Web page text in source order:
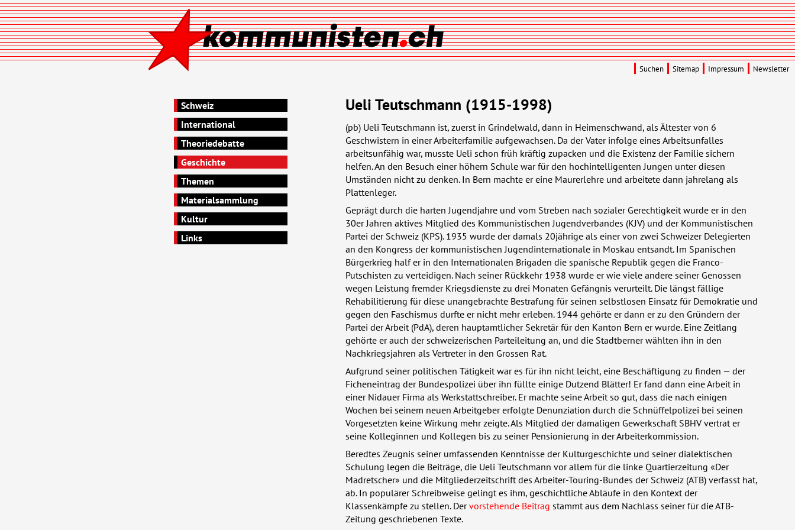
Schweiz
International
Theoriedebatte
Geschichte
Themen
Materialsammlung
Kultur
Links
Ueli Teutschmann (1915-1998)
(pb) Ueli Teutschmann ist, zuerst in Grindelwald, dann in Heimenschwand, als Ältester von 6
Geschwistern in einer Arbeiterfamilie aufgewachsen. Da der Vater infolge eines Arbeitsunfalles
arbeitsunfähig war, musste Ueli schon früh kräftig zupacken und die Existenz der Familie sichern
helfen. An den Besuch einer höhern Schule war für den hochintelligenten Jungen unter diesen
Umständen nicht zu denken. In Bern machte er eine Maurerlehre und arbeitete dann jahrelang als
Plattenleger.
Geprägt durch die harten Jugendjahre und vom Streben nach sozialer Gerechtigkeit wurde er in den
30er Jahren aktives Mitglied des Kommunistischen Jugendverbandes (KJV) und der Kommunistischen
Partei der Schweiz (KPS). 1935 wurde der damals 20jährige als einer von zwei Schweizer Delegierten
an den Kongress der kommunistischen Jugendinternationale in Moskau entsandt. Im Spanischen
Bürgerkrieg half er in den Internationalen Brigaden die spanische Republik gegen die Franco-
Putschisten zu verteidigen. Nach seiner Rückkehr 1938 wurde er wie viele andere seiner Genossen
wegen Leistung fremder Kriegsdienste zu drei Monaten Gefängnis verurteilt. Die längst fällige
Rehabilitierung für diese unangebrachte Bestrafung für seinen selbstlosen Einsatz für Demokratie und
gegen den Faschismus durfte er nicht mehr erleben. 1944 gehörte er dann er zu den Gründern der
Partei der Arbeit (PdA), deren hauptamtlicher Sekretär für den Kanton Bern er wurde. Eine Zeitlang
gehörte er auch der schweizerischen Parteileitung an, und die Stadtberner wählten ihn in den
Nachkriegsjahren als Vertreter in den Grossen Rat.
Aufgrund seiner politischen Tätigkeit war es für ihn nicht leicht, eine Beschäftigung zu finden — der
Ficheneintrag der Bundespolizei über ihn füllte einige Dutzend Blätter! Er fand dann eine Arbeit in
einer Nidauer Firma als Werkstattschreiber. Er machte seine Arbeit so gut, dass die nach einigen
Wochen bei seinem neuen Arbeitgeber erfolgte Denunziation durch die Schnüffelpolizei bei seinen
Vorgesetzten keine Wirkung mehr zeigte. Als Mitglied der damaligen Gewerkschaft SBHV vertrat er
seine Kolleginnen und Kollegen bis zu seiner Pensionierung in der Arbeiterkommission.
Beredtes Zeugnis seiner umfassenden Kenntnisse der Kulturgeschichte und seiner dialektischen
Schulung legen die Beiträge, die Ueli Teutschmann vor allem für die linke Quartierzeitung «Der
Madretscher» und die Mitgliederzeitschrift des Arbeiter-Touring-Bundes der Schweiz (ATB) verfasst hat,
ab. In populärer Schreibweise gelingt es ihm, geschichtliche Abläufe in den Kontext der
Klassenkämpfe zu stellen. Dervorstehende Beitrag stammt aus dem Nachlass seiner für die ATB-
Zeitung geschriebenen Texte.
Suchen Sitemap Impressum Newsletter